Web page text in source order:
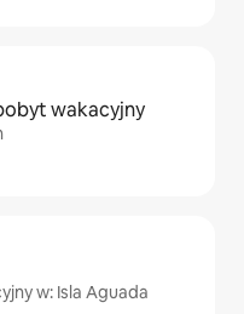
wakacyjny
w: Isla Aguada